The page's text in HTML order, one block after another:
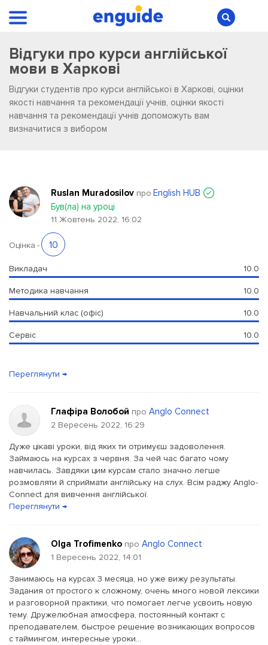
Відгуки про курси англійської
мови в Харкові
Відгуки студентів про курси англійської в Харкові, оцінки
якості навчання та рекомендації учнів, оцінки якості
навчання та рекомендації учнів допоможуть вам
визначитися з вибором
Ruslan Muradosilov про English HUB
Був(ла) на уроці
11 Жовтень 2022, 16:02
Оцінка - 10
Викладач 10.0
Методика навчання 10.0
Навчальний клас (офіс) 10.0
Сервіс 10.0
Переглянути →
Глафіра Волобой про Anglo Connect
2 Вересень 2022, 16:29
Дуже цікаві уроки, від яких ти отримуєш задоволення.
Займаюсь на курсах з червня. За чей час багато чому
навчилась. Завдяки цим курсам стало значно легше
розмовляти й сприймати англійську на слух. Всім раджу Anglo-
Connect для вивчення англійської.
Переглянути →
Olga Trofimenko про Anglo Connect
1 Вересень 2022, 14:01
Занимаюсь на курсах 3 месяца, но уже вижу результаты.
Задания от простого к сложному, очень много новой лексики
и разговорной практики, что помогает легче усвоить новую
тему. Дружелюбная атмосфера, постоянный контакт с
преподавателем, быстрое решение возникающих вопросов
с таймингом, интересные уроки...